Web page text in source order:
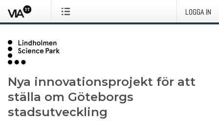
LOGGA IN
Nya innovationsprojekt för att
ställa om Göteborgs
stadsutveckling